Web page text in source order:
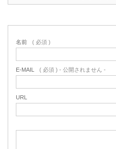
名前 ( 必須 )
E-MAIL ( 必須 ) - 公開されません -
URL